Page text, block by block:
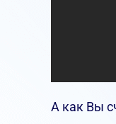
А как Вы